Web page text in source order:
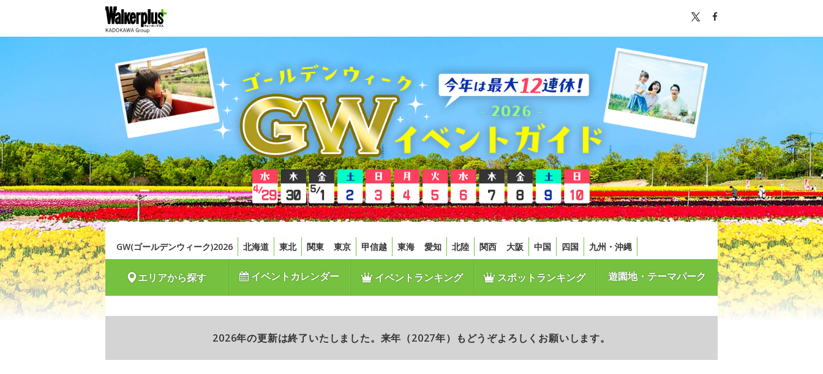
GW(ゴールデンウィーク)2026 北海道 東北 関東 東京 甲信越 東海 愛知 北陸 関西 大阪 中国 四国 九州・沖縄
エリアから探す イベントカレンダー イベントランキング スポットランキング 遊園地・テーマパーク
2026年の更新は終了いたしました。来年（2027年）もどうぞよろしくお願いします。